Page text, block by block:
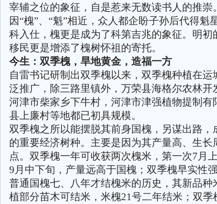
宰辅之位的象征，自是惹来无数读书人的推崇
因“槐”、“魁”相近，众人都企盼子孙后代得魁
科入仕，槐更是成为了科第吉兆的象征。明初
移民更是增添了槐树怀祖的寄托。
今生：双季槐，旱地黄金，造福一方
自雷书记研制出双季槐以来，双季槐种植在运
泛推广，除三路里镇外，万荣县海格尔农林开
河津市柴家乡下牛村，河津市津强植物提制有
县上廉村等地都已初具规模。
双季槐之所以能摆脱其前身国槐，另谋出路，
的重要经济树种。主要是因为其产量高、生长
点。双季槐一年可收获两次槐米，第一次7月
9月中下旬，产量远高于国槐；双季槐早实性
普通国槐七、八年才结槐米的历史，其新品种
植部分苗木可结米，米槐21号二年结米；双季